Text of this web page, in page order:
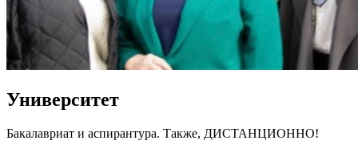
Университет
Бакалавриат и аспирантура. Также, ДИСТАНЦИОННО!